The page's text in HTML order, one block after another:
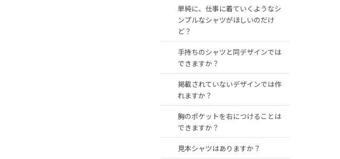
単純に、仕事に着ていくようなシ
ンプルなシャツがほしいのだけ
ど？
手持ちのシャツと同デザインでは
できますか？
掲載されていないデザインでは作
れますか？
胸のポケットを右につけることは
できますか？
見本シャツはありますか？